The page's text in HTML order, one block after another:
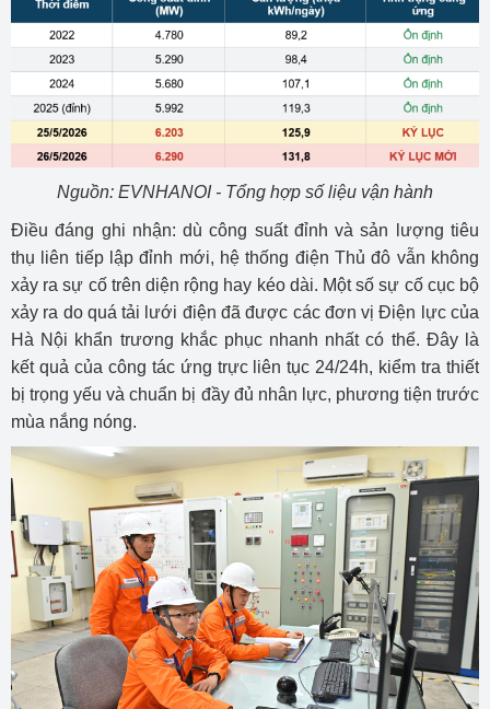
Nguồn: EVNHANOI - Tổng hợp số liệu vận hành
Điều đáng ghi nhận: dù công suất đỉnh và sản lượng tiêu
thụ liên tiếp lập đỉnh mới, hệ thống điện Thủ đô vẫn không
xảy ra sự cố trên diện rộng hay kéo dài. Một số sự cố cục bộ
xảy ra do quá tải lưới điện đã được các đơn vị Điện lực của
Hà Nội khẩn trương khắc phục nhanh nhất có thể. Đây là
kết quả của công tác ứng trực liên tục 24/24h, kiểm tra thiết
bị trọng yếu và chuẩn bị đầy đủ nhân lực, phương tiện trước
mùa nắng nóng.